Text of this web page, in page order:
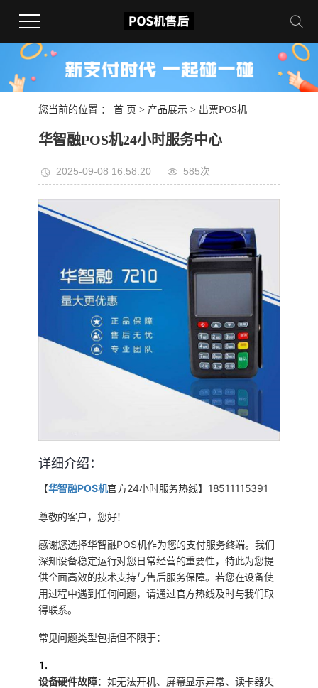
您当前的位置 ： 首 页 > 产品展示> 出票POS机
华智融POS机24小时服务中心
2025-09-08 16:58:20 585次
详细介绍：
【华智融POS机官方24小时服务热线】18511115391
尊敬的客户，您好！
感谢您选择华智融POS机作为您的支付服务终端。我们
深知设备稳定运行对您日常经营的重要性，特此为您提
供全面高效的技术支持与售后服务保障。若您在设备使
用过程中遇到任何问题，请通过官方热线及时与我们取
得联系。
常见问题类型包括但不限于：
1.
设备硬件故障：如无法开机、屏幕显示异常、读卡器失